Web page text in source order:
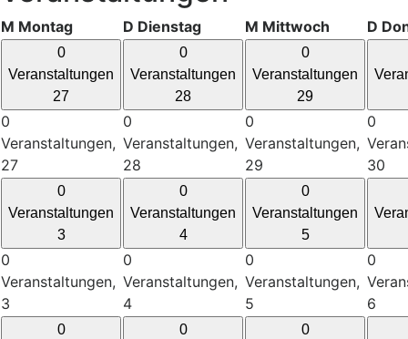
M Montag D Dienstag M Mittwoch D
0
Veranstaltungen
27
0
Veranstaltungen,
27
0
Veranstaltungen
28
0
Veranstaltungen,
28
0
Veranstaltungen
29
0
Veranstaltungen,
29
0
30
0
Veranstaltungen
3
0
Veranstaltungen,
3
0
Veranstaltungen
4
0
Veranstaltungen,
4
0
Veranstaltungen
5
0
Veranstaltungen,
5
0
6
0
0
0